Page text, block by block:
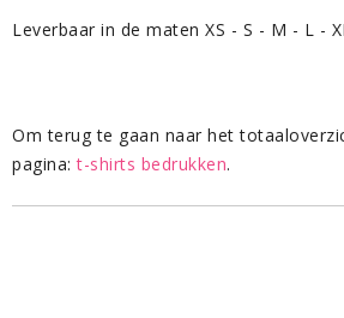
Leverbaar in de maten XS - S - M - L -
Om terug te gaan naar het
pagina:t-shirts bedrukken.